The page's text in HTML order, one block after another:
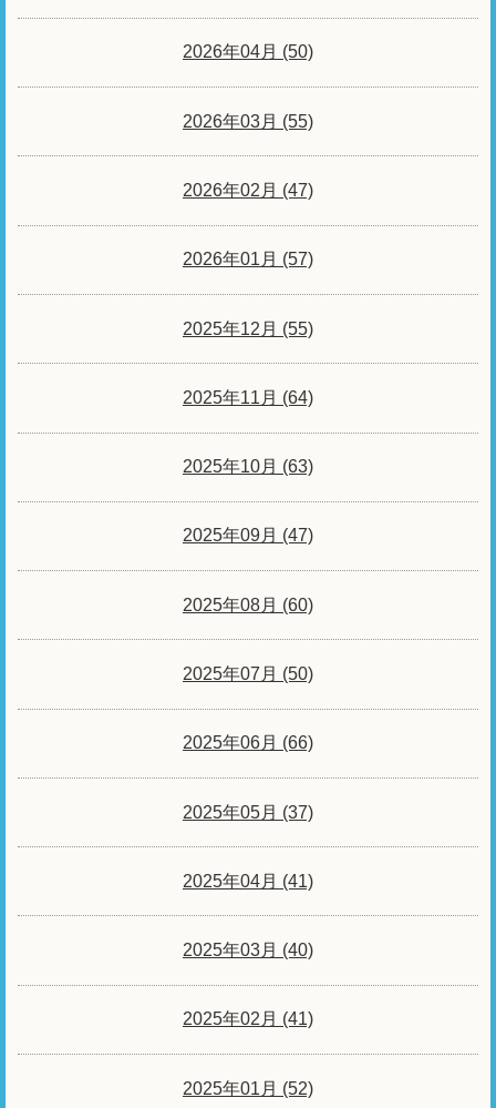
2026年04月 (50)
2026年03月 (55)
2026年02月 (47)
2026年01月 (57)
2025年12月 (55)
2025年11月 (64)
2025年10月 (63)
2025年09月 (47)
2025年08月 (60)
2025年07月 (50)
2025年06月 (66)
2025年05月 (37)
2025年04月 (41)
2025年03月 (40)
2025年02月 (41)
2025年01月 (52)